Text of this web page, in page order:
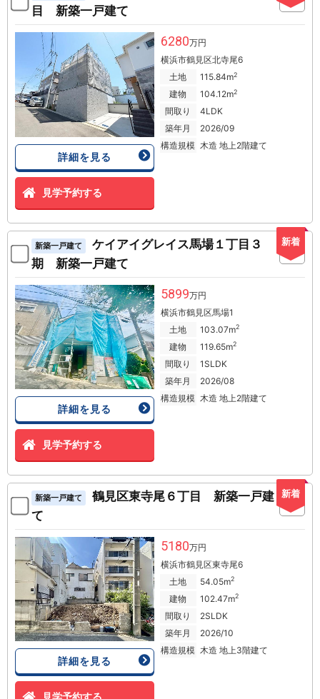
目 新築一戸建て
詳細を見る
見学予約する
6280万円
横浜市鶴見区北寺尾6
土地
115.84m2
建物 104.12m2
間取り
4LDK
築年月
2026/09
構造規模 木造 地上2階建て
新着
新築一戸建て
ケイアイグレイス馬場１丁目３
期 新築一戸建て
詳細を見る
見学予約する
5899万円
横浜市鶴見区馬場1
土地
103.07m2
建物 119.65m2
間取り
1SLDK
築年月
2026/08
構造規模 木造 地上2階建て
新着
新築一戸建て
鶴見区東寺尾６丁目 新築一戸建
て
詳細を見る
見学予約する
5180万円
横浜市鶴見区東寺尾6
土地
54.05m2
建物 102.47m2
間取り
2SLDK
築年月
2026/10
構造規模 木造 地上3階建て